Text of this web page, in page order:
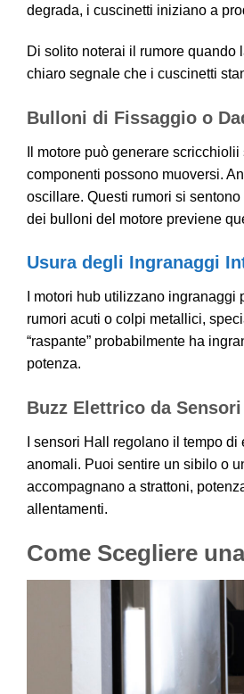
degrada, i cuscinetti iniziano a
Di solito noterai il rumore quando
chiaro segnale che i cuscinetti
Bulloni di Fissaggio o
Il motore può generare
componenti possono muoversi.
oscillare. Questi rumori si
dei bulloni del motore previene
Usura degli Ingranaggi
I motori hub utilizzano
rumori acuti o colpi metallici,
“raspante” probabilmente ha
potenza.
Buzz Elettrico da
I sensori Hall regolano il tempo
anomali. Puoi sentire un sibilo o
accompagnano a strattoni,
allentamenti.
Come Scegliere